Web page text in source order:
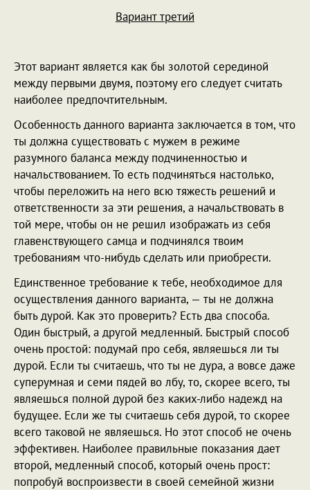
Вариант третий
Этот вариант является как бы золотой серединой
между первыми двумя, поэтому его следует считать
наиболее предпочтительным.
Особенность данного варианта заключается в том, что
ты должна существовать с мужем в режиме
разумного баланса между подчиненностью и
начальствованием. То есть подчиняться настолько,
чтобы переложить на него всю тяжесть решений и
ответственности за эти решения, а начальствовать в
той мере, чтобы он не решил изображать из себя
главенствующего самца и подчинялся твоим
требованиям что-нибудь сделать или приобрести.
Единственное требование к тебе, необходимое для
осуществления данного варианта, — ты не должна
быть дурой. Как это проверить? Есть два способа.
Один быстрый, а другой медленный. Быстрый способ
очень простой: подумай про себя, являешься ли ты
дурой. Если ты считаешь, что ты не дура, а вовсе даже
суперумная и семи пядей во лбу, то, скорее всего, ты
являешься полной дурой без каких-либо надежд на
будущее. Если же ты считаешь себя дурой, то скорее
всего таковой не являешься. Но этот способ не очень
эффективен. Наиболее правильные показания дает
второй, медленный способ, который очень прост:
попробуй воспроизвести в своей семейной жизни